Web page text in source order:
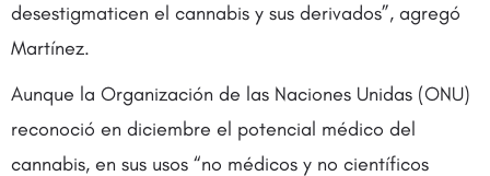
desestigmaticen el cannabis y sus derivados”, agregó
Martínez.
Aunque la Organización de las Naciones Unidas (ONU)
reconoció en diciembre el potencial médico del
cannabis, en sus usos “no médicos y no científicos